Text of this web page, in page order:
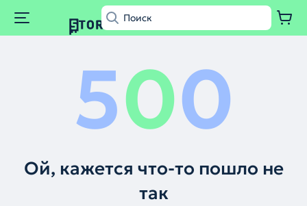
500
Ой, кажется что-то пошло не
так